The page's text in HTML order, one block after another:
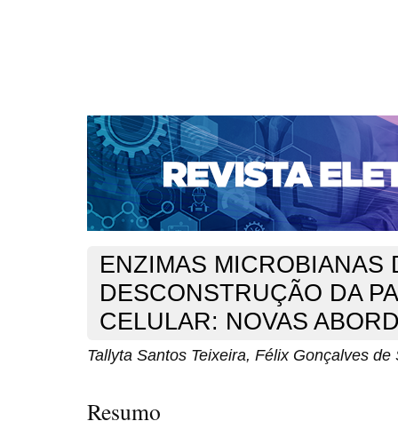
CAPA SOBRE ACESSO CADASTRO
NOTÍCIAS
SUBMISSÕES
PORTAL DE REVISTAS
AUTORES
TUTORIAL PARA AVALIADORES
Capa> v. 6, n. 1 (2016)> Teixeira
ENZIMAS MICROBIANAS
DESCONSTRUÇÃO DA
CELULAR: NOVAS
Tallyta Santos Teixeira, Félix Gonçalves
Resumo